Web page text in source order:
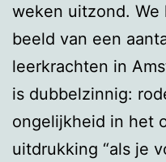
weken uitzond.
beeld van een
leerkrachten in
is dubbelzinnig:
ongelijkheid in het
uitdrukking “als je